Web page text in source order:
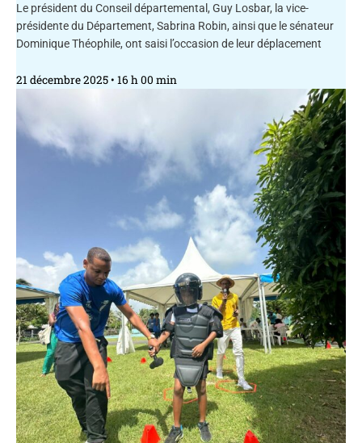
Le président du Conseil départemental, Guy Losbar, la vice-
présidente du Département, Sabrina Robin, ainsi que le sénateur
Dominique Théophile, ont saisi l’occasion de leur déplacement
21 décembre 2025 16 h 00 min